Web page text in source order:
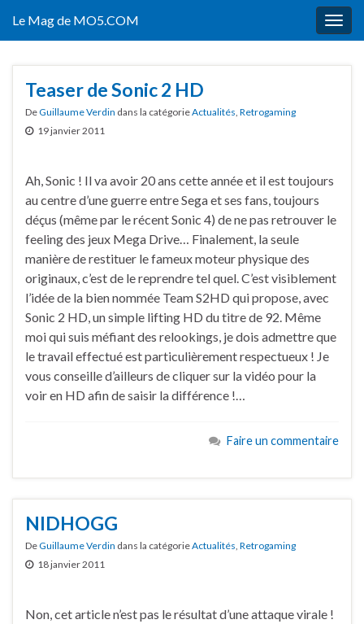
Le Mag de MO5.COM
Teaser de Sonic 2 HD
DeGuillaume Verdin dans la catégorieActualités, Retrogaming
19 janvier 2011
Ah, Sonic ! Il va avoir 20 ans cette année et il est toujours
au centre d’une guerre entre Sega et ses fans, toujours
déçus (même par le récent Sonic 4) de ne pas retrouver le
feeling des jeux Mega Drive… Finalement, la seule
manière de restituer le fameux moteur physique des
originaux, c’est de le reprendre tel quel. C’est visiblement
l’idée de la bien nommée Team S2HD qui propose, avec
Sonic 2 HD, un simple lifting HD du titre de 92. Même
moi qui suis méfiant des relookings, je dois admettre que
le travail effectué est particulièrement respectueux ! Je
vous conseille d’ailleurs de cliquer sur la vidéo pour la
voir en HD afin de saisir la différence !…
Faire un commentaire
NIDHOGG
DeGuillaume Verdin dans la catégorieActualités Retrogaming
18 janvier 2011
Non, cet article n’est pas le résultat d’une attaque virale !